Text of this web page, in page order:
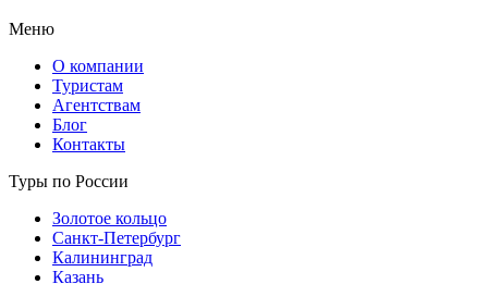
Меню
О компании
Туристам
Агентствам
Блог
Контакты
Туры по России
Золотое кольцо
Санкт-Петербург
Калининград
Казань